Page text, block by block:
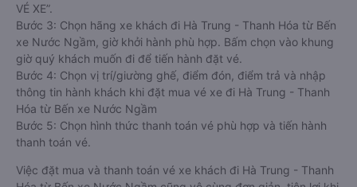
VÉ XE”.
Bước 3: Chọn hãng xe khách đi Hà Trung - Thanh Hóa từ Bến
xe Nước Ngầm, giờ khởi hành phù hợp. Bấm chọn vào khung
giờ quý khách muốn đi để tiến hành đặt vé.
Bước 4: Chọn vị trí/giường ghế, điểm đón, điểm trả và nhập
thông tin hành khách khi đặt mua vé xe đi Hà Trung - Thanh
Hóa từ Bến xe Nước Ngầm
Bước 5: Chọn hình thức thanh toán vé phù hợp và tiến hành
thanh toán vé.
Việc đặt mua và thanh toán vé xe khách đi Hà Trung - Thanh